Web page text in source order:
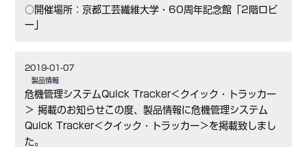
○開催場所：京都工芸繊維大学・60周年記念館「2階ロビ
ー」
2019-01-07
製品情報
危機管理システムQuick Tracker＜クイック・トラッカー
＞ 掲載のお知らせこの度、製品情報に危機管理システム
Quick Tracker＜クイック・トラッカー＞を掲載致しまし
た。